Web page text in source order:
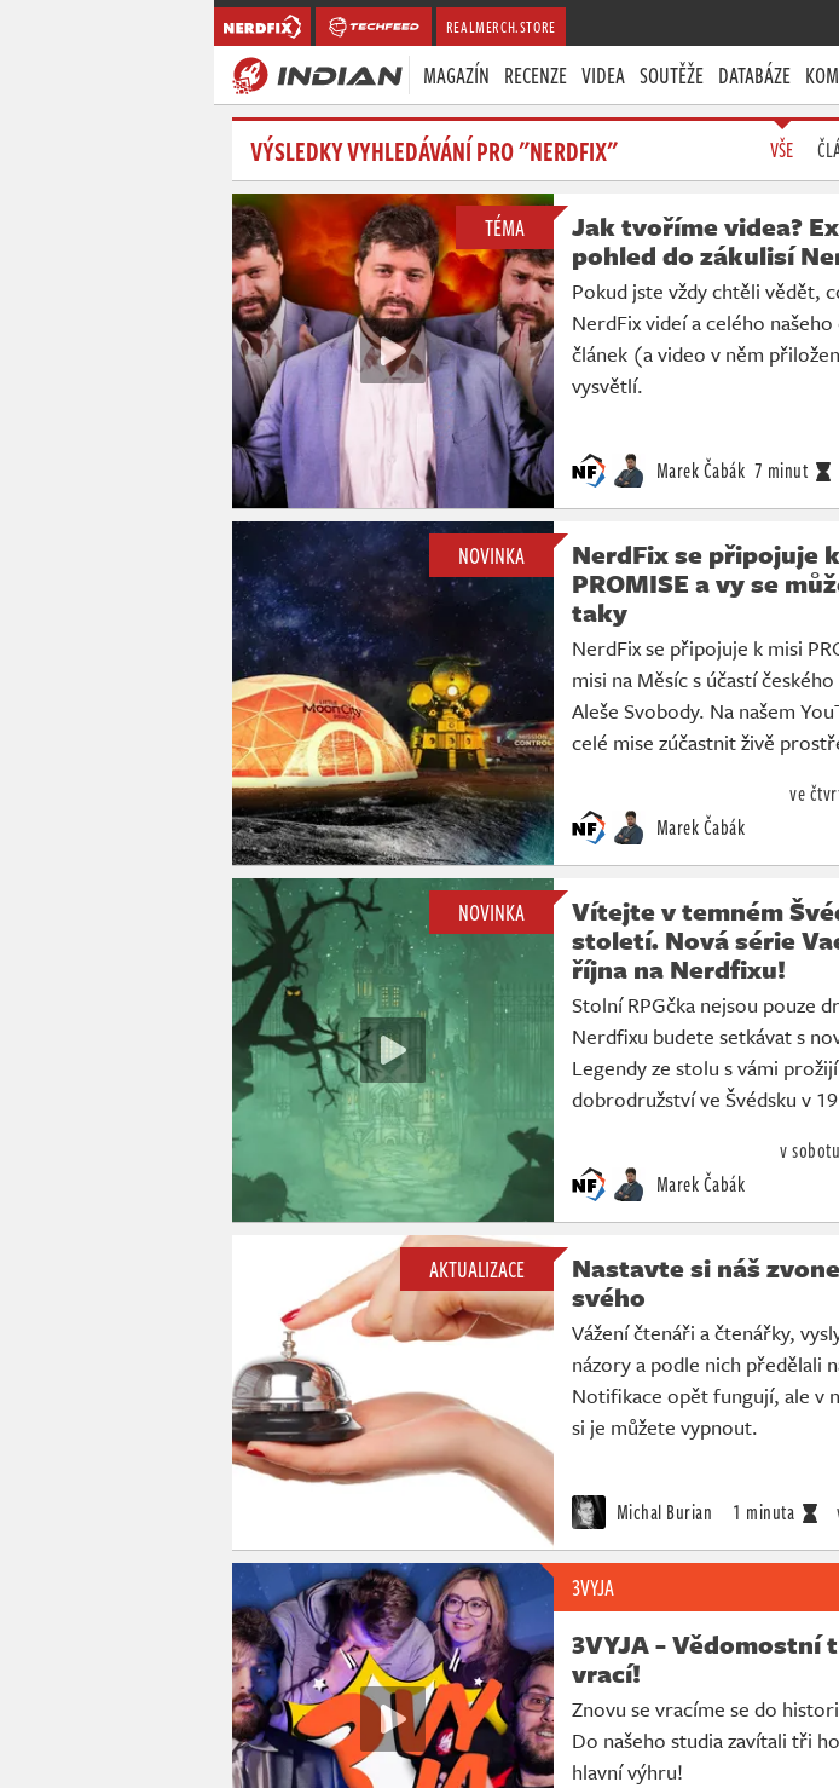
REALMERCH.STORE
MAGAZÍN RECENZE VIDEA SOUTĚŽE DATABÁZE
VÝSLEDKY VYHLEDÁVÁNÍ PRO "NERDFIX" VŠE
TÉMA
Jak tvoříme videa?
pohled do zákulisí
Pokud jste vždy chtěli vědět,
NerdFix videí a celého
článek (a video v něm
vysvětlí.
Marek Čabák 7 minut
NOVINKA
NerdFix se připojuje
PROMISE a vy se
taky
NerdFix se připojuje k misi
misi na Měsíc s účastí
Aleše Svobody. Na našem
celé mise zúčastnit živě
Marek Čabák
ve
NOVINKA
Vítejte v temném
století. Nová série
října na Nerdfixu!
Stolní RPGčka nejsou pouze
Nerdfixu budete setkávat s
Legendy ze stolu s vámi
dobrodružství ve Švédsku v
Marek Čabák
v sobotu
AKTUALIZACE
Nastavte si náš
svého
Vážení čtenáři a čtenářky,
názory a podle nich předělali
Notifikace opět fungují, ale v
si je můžete vypnout.
Michal Burian 1 minuta
3VYJA
3VYJA - Vědomostní
vrací!
Znovu se vracíme se do
Do našeho studia zavítali tři
hlavní výhru!